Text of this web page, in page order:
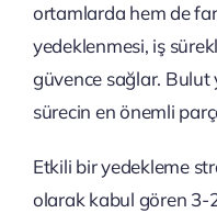
ortamlarda hem de
yedeklenmesi, iş
güvence sağlar. Bulut
sürecin en önemli
Etkili bir yedekleme
olarak kabul gören 3-